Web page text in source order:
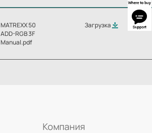
MATREXX 50
ADD-RGB 3F
Manual.pdf
Загрузка
Компания